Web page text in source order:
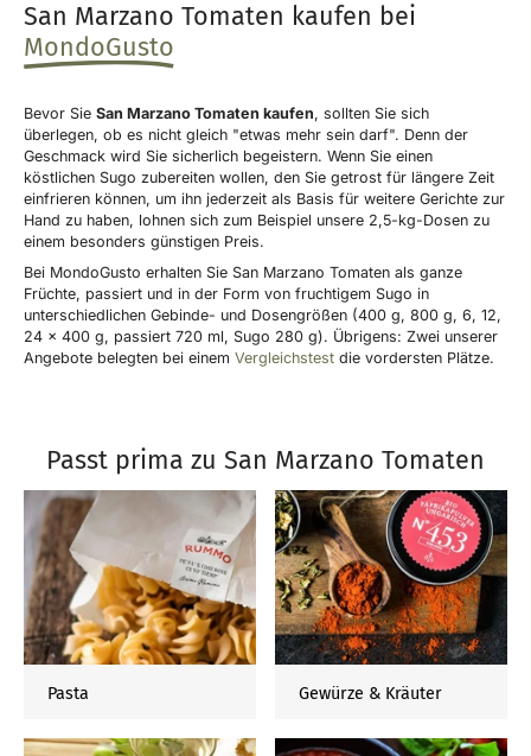
San Marzano Tomaten kaufen bei
MondoGusto
Bevor Sie San Marzano Tomaten kaufen, sollten Sie sich
überlegen, ob es nicht gleich "etwas mehr sein darf". Denn der
Geschmack wird Sie sicherlich begeistern. Wenn Sie einen
köstlichen Sugo zubereiten wollen, den Sie getrost für längere Zeit
einfrieren können, um ihn jederzeit als Basis für weitere Gerichte zur
Hand zu haben, lohnen sich zum Beispiel unsere 2,5-kg-Dosen zu
einem besonders günstigen Preis.
Bei MondoGusto erhalten Sie San Marzano Tomaten als ganze
Früchte, passiert und in der Form von fruchtigem Sugo in
unterschiedlichen Gebinde- und Dosengrößen (400 g, 800 g, 6, 12,
24 x 400 g, passiert 720 ml, Sugo 280 g). Übrigens: Zwei unserer
Angebote belegten bei einem Vergleichstest die vordersten Plätze.
Passt prima zu San Marzano Tomaten
Pasta Gewürze & Kräuter